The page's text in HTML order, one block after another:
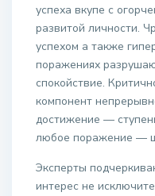
успеха вкупе с
развитой личности.
успехом а также
поражениях
спокойствие.
компонент
достижение —
любое поражение —
Эксперты
интерес не